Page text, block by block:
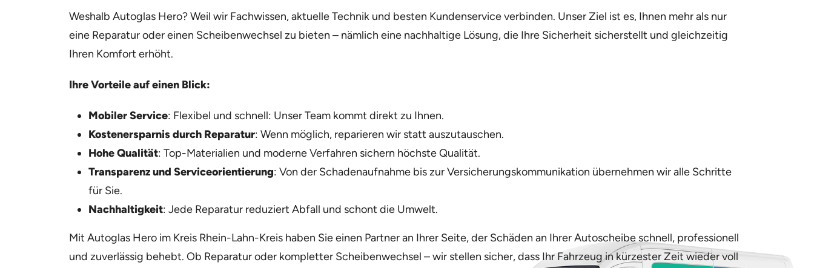
Weshalb Autoglas Hero? Weil wir Fachwissen, aktuelle Technik und besten Kundenservice verbinden. Unser Ziel ist es, Ihnen mehr als nur
eine Reparatur oder einen Scheibenwechsel zu bieten – nämlich eine nachhaltige Lösung, die Ihre Sicherheit sicherstellt und gleichzeitig
Ihren Komfort erhöht.
Ihre Vorteile auf einen Blick:
Mobiler Service: Flexibel und schnell: Unser Team kommt direkt zu Ihnen.
Kostenersparnis durch Reparatur: Wenn möglich, reparieren wir statt auszutauschen.
Hohe Qualität: Top-Materialien und moderne Verfahren sichern höchste Qualität.
Transparenz und Serviceorientierung: Von der Schadenaufnahme bis zur Versicherungskommunikation übernehmen wir alle Schritte
für Sie.
Nachhaltigkeit: Jede Reparatur reduziert Abfall und schont die Umwelt.
Mit Autoglas Hero im Kreis Rhein-Lahn-Kreis haben Sie einen Partner an Ihrer Seite, der Schäden an Ihrer Autoscheibe schnell, professionell
und zuverlässig behebt. Ob Reparatur oder kompletter Scheibenwechsel – wir stellen sicher, dass Ihr Fahrzeug in kürzester Zeit wieder voll